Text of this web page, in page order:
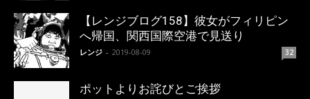
【レンジブログ158】彼女がフィリピン
へ帰国、関西国際空港で見送り
レンジ - 2019-08-09 32
ポットよりお詫びとご挨拶